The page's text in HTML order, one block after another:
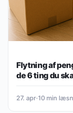
Flytning af
de 6 ting du
27. apr·10 min